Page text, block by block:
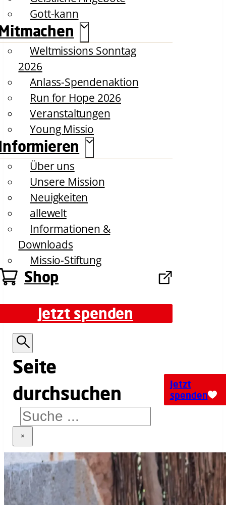
Gott-kann
Weltmissions Sonntag
2026
Anlass-Spendenaktion
Run for Hope 2026
Veranstaltungen
Young Missio
Über uns
Unsere Mission
Neuigkeiten
allewelt
Informationen &
Downloads
Missio-Stiftung
Shop
Jetzt spenden
×
Jetzt
spenden